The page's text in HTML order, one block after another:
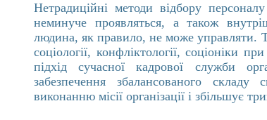
Нетрадиційні методи відбору
неминуче проявляться, а також
людина, як правило, не може управляти.
соціології, конфліктології, соціоніки
підхід сучасної кадрової служби
забезпечення збалансованого
виконанню місії організації і збільшує